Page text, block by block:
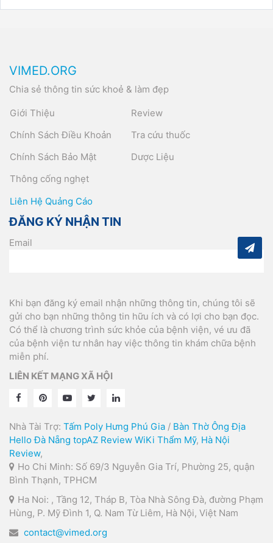
VIMED.ORG
Chia sẻ thông tin sức khoẻ & làm đẹp
Giới Thiệu
Chính Sách Điều Khoản
Chính Sách Bảo Mật
Thông cống nghẹt
Review
Tra cứu thuốc
Dược Liệu
Liên Hệ Quảng Cáo
ĐĂNG KÝ NHẬN TIN
Email
Khi bạn đăng ký email nhận những thông tin, chúng tôi sẽ
gửi cho bạn những thông tin hữu ích và có lợi cho bạn đọc.
Có thể là chương trình sức khỏe của bệnh viện, vé ưu đã
của bệnh viện tư nhân hay việc thông tin khám chữa bệnh
miễn phí.
LIÊN KẾT MẠNG XÃ HỘI
Nhà Tài Trợ: Tấm Poly Hưng Phú Gia / Bàn Thờ Ông Địa
Hello Đà Nẵng topAZ Review WiKi Thẩm Mỹ, Hà Nội
Review,
Ho Chi Minh: Số 69/3 Nguyễn Gia Trí, Phường 25, quận
Bình Thạnh, TPHCM
Ha Noi: , Tầng 12, Tháp B, Tòa Nhà Sông Đà, đường Phạm
Hùng, P. Mỹ Đình 1, Q. Nam Từ Liêm, Hà Nội, Việt Nam
contact@vimed.org